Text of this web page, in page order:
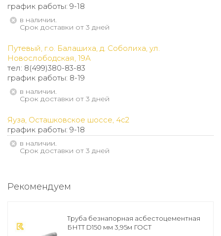
график работы: 9-18
В наличии.
Срок доставки от 3 дней
Путевый, г.о. Балашиха, д. Соболиха, ул.
Новослободская, 19А
тел: 8(499)380-83-83
график работы: 8-19
В наличии.
Срок доставки от 3 дней
Яуза, Осташковское шоссе, 4с2
график работы: 9-18
В наличии.
Срок доставки от 3 дней
Рекомендуем
Труба безнапорная асбестоцементная
БНТТ D150 мм 3,95м ГОСТ